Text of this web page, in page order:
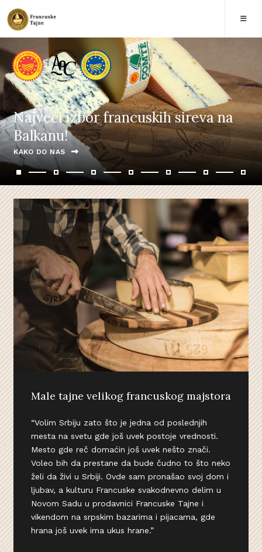
Najveći izbor francuskih sireva na
Balkanu!
KAKO DO NAS
Male tajne velikog francuskog majstora
“Volim Srbiju zato što je jedna od poslednjih
mesta na svetu gde još uvek postoje vrednosti.
Mesto gde reč domaćin još uvek nešto znači.
Voleo bih da prestane da bude čudno to što neko
želi da živi u Srbiji. Ovde sam pronašao svoj dom i
ljubav, a kulturu Francuske svakodnevno delim u
Novom Sadu u prodavnici Francuske Tajne i
vikendom na srpskim bazarima i pijacama, gde
hrana još uvek ima ukus hrane.”